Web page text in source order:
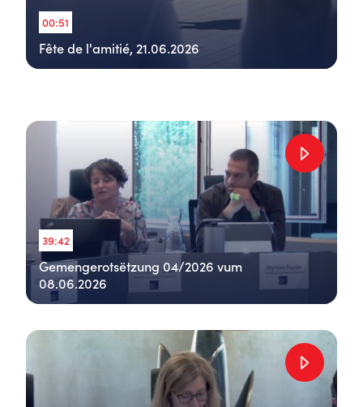
00:51
Fête de l'amitié, 21.06.2026
39:42
Gemengerotsëtzung 04/2026 vum
08.06.2026